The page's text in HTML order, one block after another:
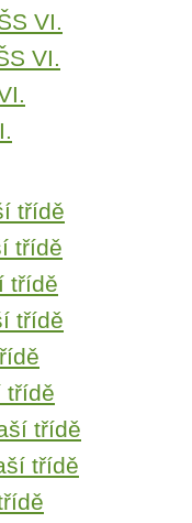
VI.
VI.
třídě
třídě
třídě
třídě
třídě
třídě
třídě